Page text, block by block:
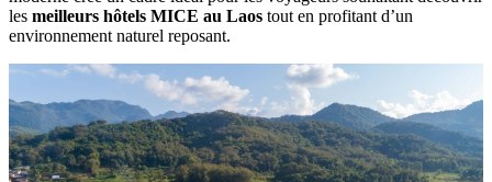
les‎ meilleurs hôtels MICE au‎ Laos tout en profitant d’un
environnement naturel reposant.